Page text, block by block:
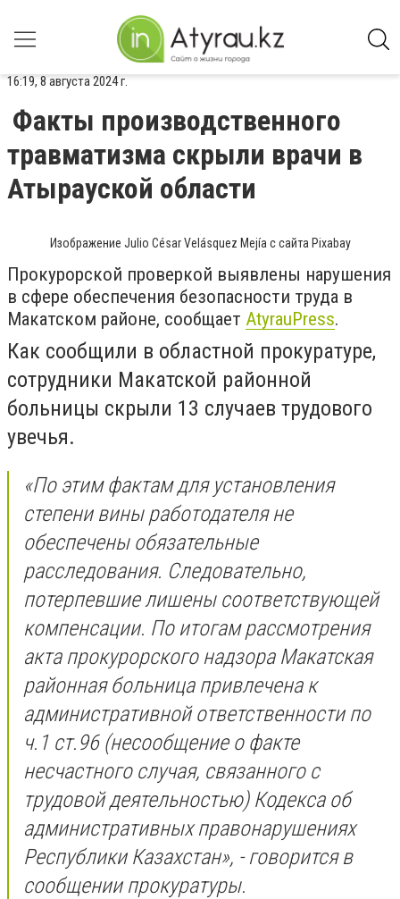
16:19, 8 августа 2024 г.
Факты производственного
травматизма скрыли врачи в
Атырауской области
Изображение Julio César Velásquez Mejía с сайта Pixabay
Прокурорской проверкой выявлены нарушения
в сфере обеспечения безопасности труда в
Макатском районе, сообщает AtyrauPress.
Как сообщили в областной прокуратуре,
сотрудники Макатской районной
больницы скрыли 13 случаев трудового
увечья.
«По этим фактам для установления
степени вины работодателя не
обеспечены обязательные
расследования. Следовательно,
потерпевшие лишены соответствующей
компенсации. По итогам рассмотрения
акта прокурорского надзора Макатская
районная больница привлечена к
административной ответственности по
ч.1 ст.96 (несообщение о факте
несчастного случая, связанного с
трудовой деятельностью) Кодекса об
административных правонарушениях
Республики Казахстан», - говорится в
сообщении прокуратуры.